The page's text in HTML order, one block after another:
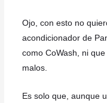
Ojo, con esto no
acondicionador de
como CoWash, ni
malos.
Es solo que, aunque